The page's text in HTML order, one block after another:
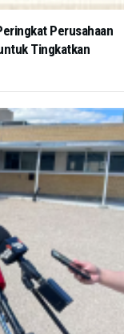
Perusahaan
Tingkatkan